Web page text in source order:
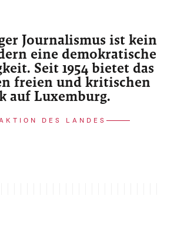
Journalismus ist kein
eine demokratische
Seit 1954 bietet das
freien und kritischen
auf Luxemburg.
DES LANDES